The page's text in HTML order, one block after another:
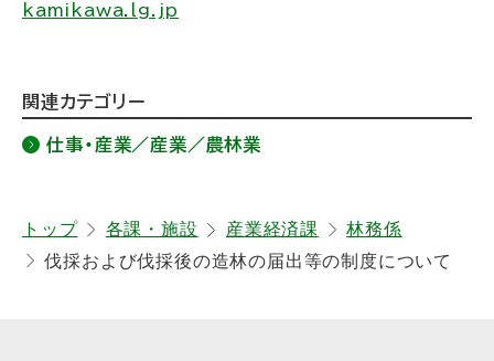
kamikawa.lg.jp
ッ
プ
戻
る
関連カテゴリー
仕事・産業／産業／農林業
トップ 各課・施設 産業経済課
林務係
伐採および伐採後の造林の届出等の制度について